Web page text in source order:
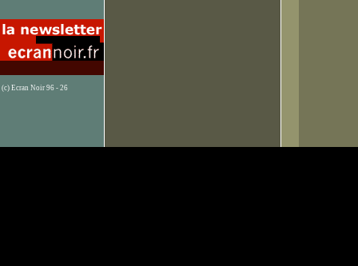
(c) Ecran Noir 96 - 26